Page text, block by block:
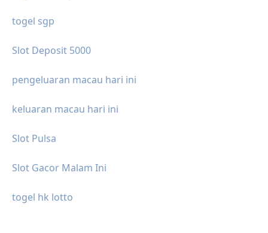
togel sgp
Slot Deposit 5000
pengeluaran macau hari ini
keluaran macau hari ini
Slot Pulsa
Slot Gacor Malam Ini
togel hk lotto